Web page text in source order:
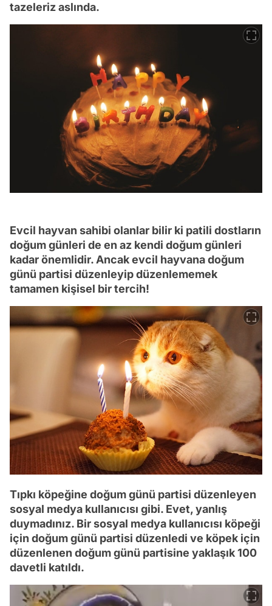
tazeleriz aslında.
Evcil hayvan sahibi olanlar bilir ki patili dostların
doğum günleri de en az kendi doğum günleri
kadar önemlidir. Ancak evcil hayvana doğum
günü partisi düzenleyip düzenlememek
tamamen kişisel bir tercih!
Tıpkı köpeğine doğum günü partisi düzenleyen
sosyal medya kullanıcısı gibi. Evet, yanlış
duymadınız. Bir sosyal medya kullanıcısı köpeği
için doğum günü partisi düzenledi ve köpek için
düzenlenen doğum günü partisine yaklaşık 100
davetli katıldı.